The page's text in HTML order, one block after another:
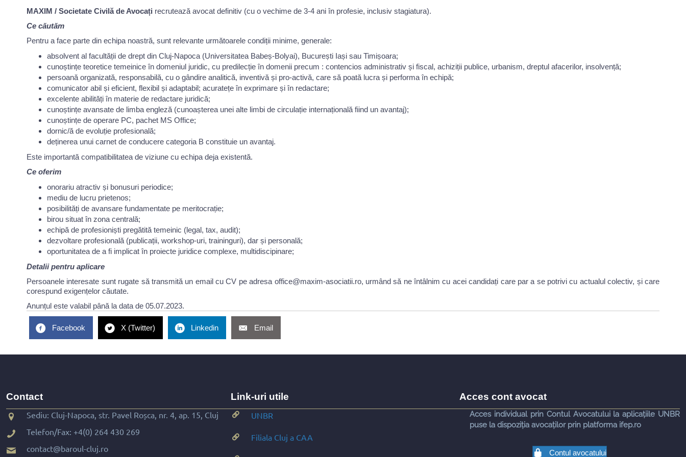
MAXIM / Societate Civilă de Avocați recrutează avocat definitiv (cu o vechime de 3-4 ani în profesie, inclusiv stagiatura).
Ce căutăm
Pentru a face parte din echipa noastră, sunt relevante următoarele condiții minime, generale:
absolvent al facultății de drept din Cluj-Napoca (Universitatea Babeș-Bolyai), București Iași sau Timișoara;
cunoștințe teoretice temeinice în domeniul juridic, cu predilecție în domenii precum : contencios administrativ și fiscal, achiziții publice, urbanism, dreptul afacerilor, insolvență;
persoană organizată, responsabilă, cu o gândire analitică, inventivă și pro-activă, care să poată lucra și performa în echipă;
comunicator abil și eficient, flexibil și adaptabil; acuratețe în exprimare și în redactare;
excelente abilități în materie de redactare juridică;
cunoștințe avansate de limba engleză (cunoașterea unei alte limbi de circulație internațională fiind un avantaj);
cunoștințe de operare PC, pachet MS Office;
dornic/ă de evoluție profesională;
deținerea unui carnet de conducere categoria B constituie un avantaj.
Este importantă compatibilitatea de viziune cu echipa deja existentă.
Ce oferim
onorariu atractiv și bonusuri periodice;
mediu de lucru prietenos;
posibilități de avansare fundamentate pe meritocrație;
birou situat în zona centrală;
echipă de profesioniști pregătită temeinic (legal, tax, audit);
dezvoltare profesională (publicații, workshop-uri, traininguri), dar și personală;
oportunitatea de a fi implicat în proiecte juridice complexe, multidiscipinare;
Detalii pentru aplicare
Persoanele interesate sunt rugate să transmită un email cu CV pe adresa office@maxim-asociatii.ro, urmând să ne întâlnim cu acei candidați care par a se potrivi cu actualul colectiv, și care
corespund exigențelor căutate.
Anunțul este valabil până la data de 05.07.2023.
Facebook X (Twitter) Linkedin Email
Contact
Sediu: Cluj-Napoca, str. Pavel Roșca, nr. 4, ap. 15, Cluj
Telefon/Fax: +4(0) 264 430 269
contact@baroul-cluj.ro
Link-uri utile
UNBR
Filiala Cluj a CAA
Acces cont avocat
Acces individual prin Contul Avocatului la aplicațiile UNBR
puse la dispoziția avocaților prin platforma ifep.ro
Contul avocatului